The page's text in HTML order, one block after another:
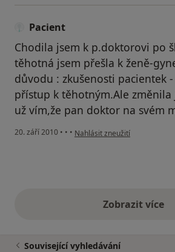
Pacient
Chodila jsem k p.doktorovi po
těhotná jsem přešla k ženě-
důvodu : zkušenosti pacientek
přístup k těhotným.Ale změnila
už vím,že pan doktor na svém
20. září 2010 • • • podle názoru uživatele Pacient
Nahlásit zneužití
Zobrazit více
výše
Související vyhledávání